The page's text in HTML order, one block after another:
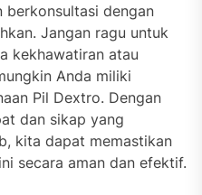
berkonsultasi dengan
Jangan ragu untuk
kekhawatiran atau
Anda miliki
Pil Dextro. Dengan
dan sikap yang
kita dapat memastikan
secara aman dan efektif.